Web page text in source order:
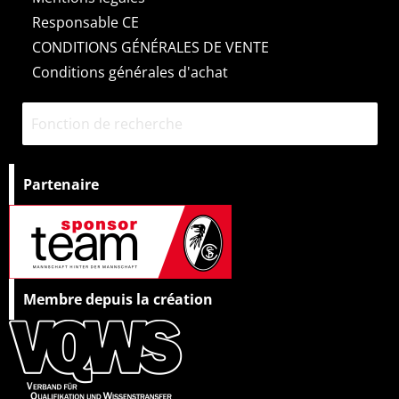
Responsable CE
CONDITIONS GÉNÉRALES DE VENTE
Conditions générales d'achat
Partenaire
Membre depuis la création